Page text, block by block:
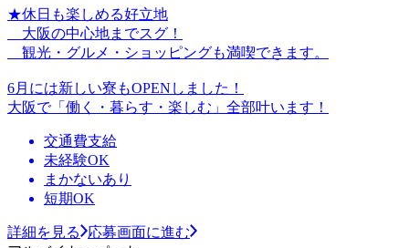
★休日も楽しめる好立地
大阪の中心地までスグ！
観光・グルメ・ショッピングも満喫できます。
6月には新しい寮もOPENしました！
大阪で「働く・暮らす・楽しむ」全部叶います！
交通費支給
未経験OK
まかないあり
短期OK
詳細を見る
応募画面に進む